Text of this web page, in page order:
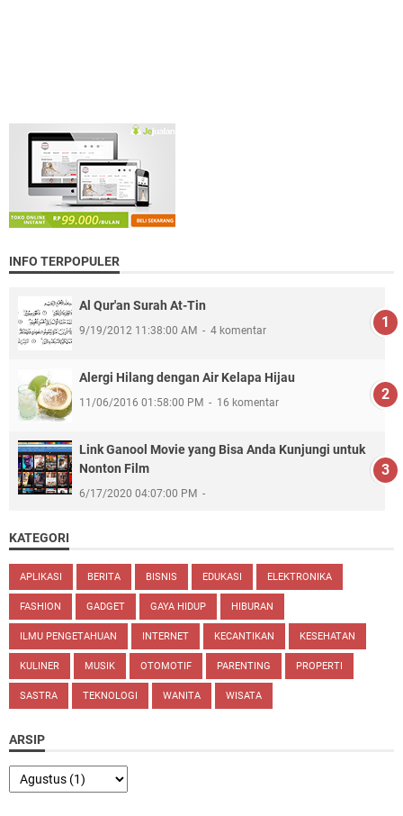
INFO TERPOPULER
Al Qur'an Surah At-Tin
9/19/2012 11:38:00 AM 4 komentar
Alergi Hilang dengan Air Kelapa Hijau
11/06/2016 01:58:00 PM 16 komentar
Link Ganool Movie yang Bisa Anda Kunjungi untuk
Nonton Film
6/17/2020 04:07:00 PM
KATEGORI
APLIKASI BERITA BISNIS EDUKASI ELEKTRONIKA
FASHION GADGET GAYA HIDUP HIBURAN
ILMU PENGETAHUAN INTERNET KECANTIKAN KESEHATAN
KULINER MUSIK OTOMOTIF PARENTING PROPERTI
SASTRA TEKNOLOGI WANITA WISATA
ARSIP